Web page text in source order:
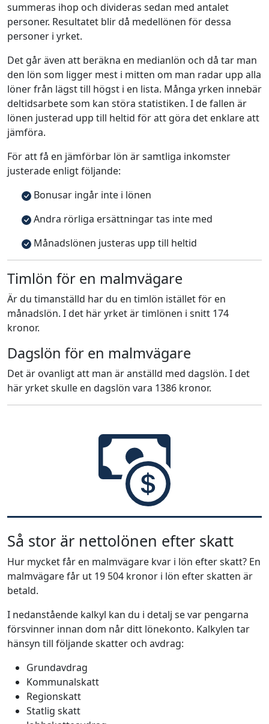
summeras ihop och divideras sedan med antalet
personer. Resultatet blir då medellönen för dessa
personer i yrket.
Det går även att beräkna en medianlön och då tar man
den lön som ligger mest i mitten om man radar upp alla
löner från lägst till högst i en lista. Många yrken innebär
deltidsarbete som kan störa statistiken. I de fallen är
lönen justerad upp till heltid för att göra det enklare att
jämföra.
För att få en jämförbar lön är samtliga inkomster
justerade enligt följande:
Bonusar ingår inte i lönen
Andra rörliga ersättningar tas inte med
Månadslönen justeras upp till heltid
Timlön för en malmvägare
Är du timanställd har du en timlön istället för en
månadslön. I det här yrket är timlönen i snitt 174
kronor.
Dagslön för en malmvägare
Det är ovanligt att man är anställd med dagslön. I det
här yrket skulle en dagslön vara 1386 kronor.
Så stor är nettolönen efter skatt
Hur mycket får en malmvägare kvar i lön efter skatt? En
malmvägare får ut 19 504 kronor i lön efter skatten är
betald.
I nedanstående kalkyl kan du i detalj se var pengarna
försvinner innan dom når ditt lönekonto. Kalkylen tar
hänsyn till följande skatter och avdrag:
Grundavdrag
Kommunalskatt
Regionskatt
Statlig skatt